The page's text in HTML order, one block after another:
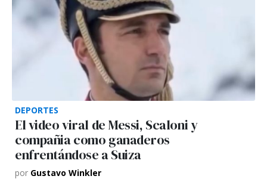
DEPORTES
El video viral de Messi, Scaloni y
compañia como ganaderos
enfrentándose a Suiza
por Gustavo Winkler